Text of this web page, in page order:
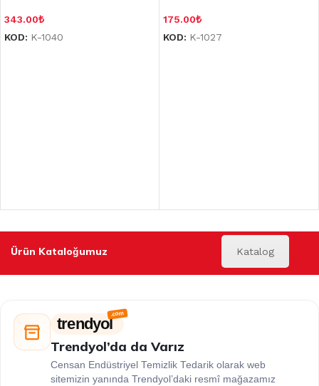
343.00₺
KOD: K-1040
175.00₺
KOD: K-1027
Ürün Kataloğumuz Katalog
trendyol
Trendyol’da da Varız
Censan Endüstriyel Temizlik Tedarik olarak web
sitemizin yanında Trendyol’daki resmî mağazamız